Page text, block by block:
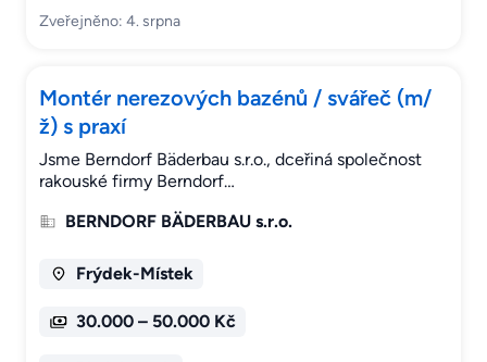
Zveřejněno: 4. srpna
Montér nerezových bazénů / svářeč (m/
ž) s praxí
Jsme Berndorf Bäderbau s.r.o., dceřiná společnost
rakouské firmy Berndorf…
BERNDORF BÄDERBAU s.r.o.
Frýdek-Místek
30.000 – 50.000 Kč